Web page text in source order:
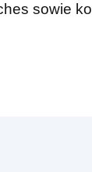
sowie